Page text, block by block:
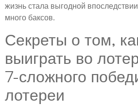
жизнь стала выгодной
много баксов.
Секреты о том,
выиграть во
7-сложного
лотереи